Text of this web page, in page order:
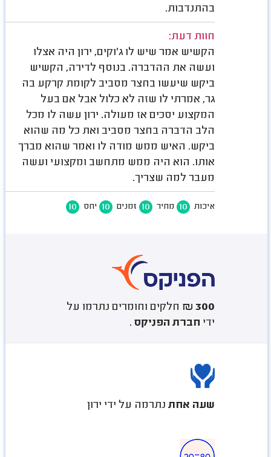
בהתנדבות.
חוות דעת:
הקשיש אמר שיש לו ג'וקים, ירון היה אצלו
ועשה את ההדברה. בנוסף לדירה, הקשיש
ביקש שיעשו בחצר מסביב לקומת קרקע בה
גר, אמרתי לו שזה לא כלול אבל אם בעל
המקצוע יסכים אז מעולה. ירון עשה לו מכל
הלב הדברה בחצר מסביב ואת כל מה שהוא
ביקש. האיש ממש מודה לו ואמר שהוא מברך
אותו. הוא היה ממש מתחשב ומקצועי ועשה
מעבר למה שצריך.
איכות 10 מחיר 10 זמנים 10 יחס 10
300 ₪
חלקים וחומרים נתרמו על
ידי חברת הפניקס .
שעה אחת נתרמה על ידי ירון